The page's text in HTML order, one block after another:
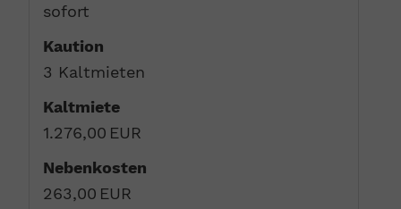
sofort
Kaution
3 Kaltmieten
Kaltmiete
1.276,00 EUR
Nebenkosten
263,00 EUR